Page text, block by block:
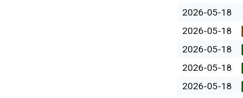
2026-05-18
2026-05-18
2026-05-18
2026-05-18
2026-05-18